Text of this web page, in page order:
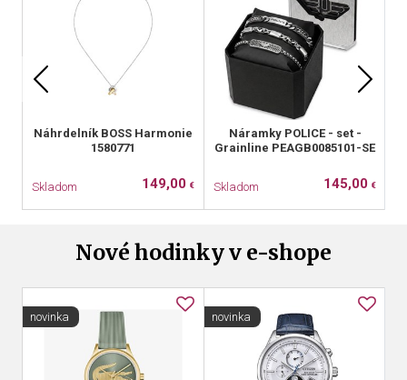
Náhrdelník BOSS Harmonie
1580771
Skladom 149,00 €
Náramky POLICE - set -
Grainline PEAGB0085101-SE
Skladom 145,00 €
Nové hodinky v e-shope
novinka novinka